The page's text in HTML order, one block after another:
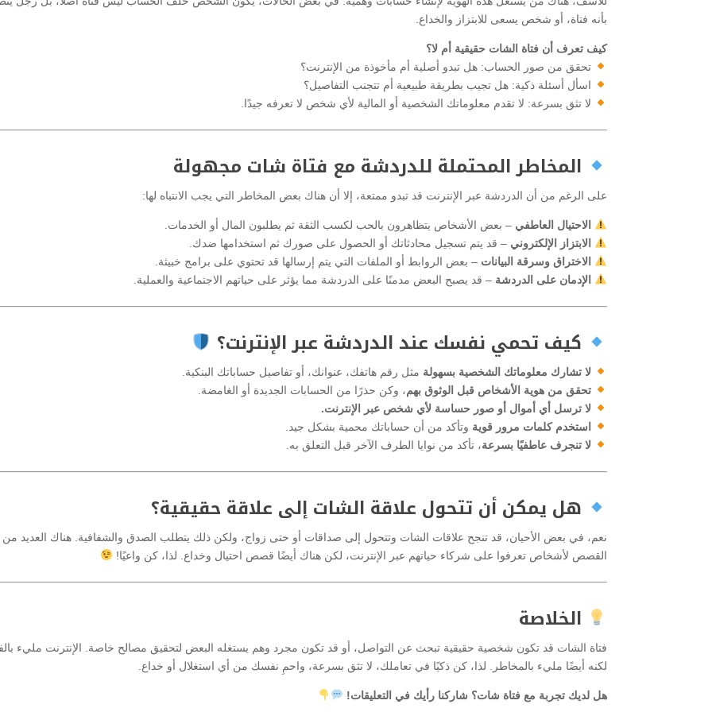
بأنه فتاة، أو شخص يسعى للابتزاز والخداع.
كيف تعرف أن فتاة الشات حقيقية أم لا؟
تحقق من صور الحساب: هل تبدو أصلية أم مأخوذة من الإنترنت؟
اسأل أسئلة ذكية: هل تجيب بطريقة طبيعية أم تتجنب التفاصيل؟
لا تثق بسرعة: لا تقدم معلوماتك الشخصية أو المالية لأي شخص لا تعرفه جيدًا.
المخاطر المحتملة للدردشة مع فتاة شات مجهولة
على الرغم من أن الدردشة عبر الإنترنت قد تبدو ممتعة، إلا أن هناك بعض المخاطر التي يجب الانتباه لها:
الاحتيال العاطفي – بعض الأشخاص يتظاهرون بالحب لكسب الثقة ثم يطلبون المال أو الخدمات.
الابتزاز الإلكتروني – قد يتم تسجيل محادثاتك أو الحصول على صورك ثم استخدامها ضدك.
الاختراق وسرقة البيانات – بعض الروابط أو الملفات التي يتم إرسالها قد تحتوي على برامج خبيثة.
الإدمان على الدردشة – قد يصبح البعض مدمنًا على الدردشة مما يؤثر على حياتهم الاجتماعية والعملية.
كيف تحمي نفسك عند الدردشة عبر الإنترنت؟
لا تشارك معلوماتك الشخصية بسهولة مثل رقم هاتفك، عنوانك، أو تفاصيل حساباتك البنكية.
تحقق من هوية الأشخاص قبل الوثوق بهم، وكن حذرًا من الحسابات الجديدة أو الغامضة.
لا ترسل أي أموال أو صور حساسة لأي شخص عبر الإنترنت.
استخدم كلمات مرور قوية وتأكد من أن حساباتك محمية بشكل جيد.
لا تنجرف عاطفيًا بسرعة، تأكد من نوايا الطرف الآخر قبل التعلق به.
هل يمكن أن تتحول علاقة الشات إلى علاقة حقيقية؟
نعم، في بعض الأحيان، قد تنجح علاقات الشات وتتحول إلى صداقات أو حتى زواج، ولكن ذلك يتطلب الصدق والشفافية. هناك العديد من
القصص لأشخاص تعرفوا على شركاء حياتهم عبر الإنترنت، لكن هناك أيضًا قصص احتيال وخداع. لذا، كن واعيًا!
الخلاصة
فتاة الشات قد تكون شخصية حقيقية تبحث عن التواصل، أو قد تكون مجرد وهم يستغله البعض لتحقيق مصالح خاصة. الإنترنت مليء
لكنه أيضًا مليء بالمخاطر. لذا، كن ذكيًا في تعاملك، لا تثق بسرعة، واحمِ نفسك من أي استغلال أو خداع.
هل لديك تجربة مع فتاة شات؟ شاركنا رأيك في التعليقات!